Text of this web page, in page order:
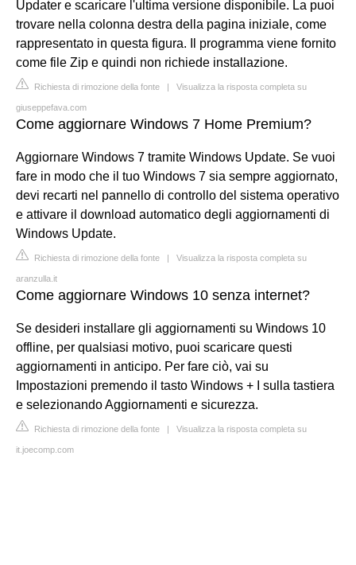
Updater e scaricare l'ultima versione disponibile. La puoi
trovare nella colonna destra della pagina iniziale, come
rappresentato in questa figura. Il programma viene fornito
come file Zip e quindi non richiede installazione.
Richiesta di rimozione della fonte | Visualizza la risposta completa su
giuseppefava.com
Come aggiornare Windows 7 Home Premium?
Aggiornare Windows 7 tramite Windows Update. Se vuoi
fare in modo che il tuo Windows 7 sia sempre aggiornato,
devi recarti nel pannello di controllo del sistema operativo
e attivare il download automatico degli aggiornamenti di
Windows Update.
Richiesta di rimozione della fonte | Visualizza la risposta completa su
aranzulla.it
Come aggiornare Windows 10 senza internet?
Se desideri installare gli aggiornamenti su Windows 10
offline, per qualsiasi motivo, puoi scaricare questi
aggiornamenti in anticipo. Per fare ciò, vai su
Impostazioni premendo il tasto Windows + I sulla tastiera
e selezionando Aggiornamenti e sicurezza.
Richiesta di rimozione della fonte | Visualizza la risposta completa su
it.joecomp.com